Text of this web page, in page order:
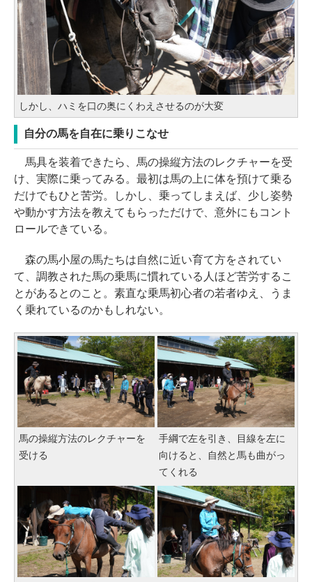
しかし、ハミを口の奥にくわえさせるのが大変
自分の馬を自在に乗りこなせ
馬具を装着できたら、馬の操縦方法のレクチャーを受
け、実際に乗ってみる。最初は馬の上に体を預けて乗る
だけでもひと苦労。しかし、乗ってしまえば、少し姿勢
や動かす方法を教えてもらっただけで、意外にもコント
ロールできている。
森の馬小屋の馬たちは自然に近い育て方をされてい
て、調教された馬の乗馬に慣れている人ほど苦労するこ
とがあるとのこと。素直な乗馬初心者の若者ゆえ、うま
く乗れているのかもしれない。
馬の操縦方法のレクチャーを
受ける
手綱で左を引き、目線を左に
向けると、自然と馬も曲がっ
てくれる